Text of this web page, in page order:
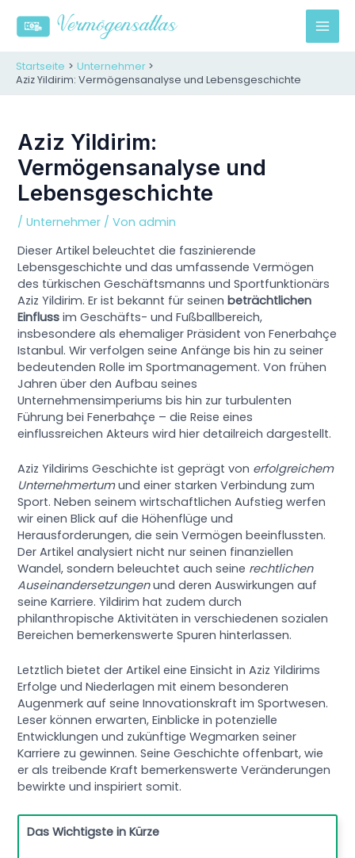
Inhalt
springen
M
Startseite
Unternehmer
Aziz Yildirim: Vermögensanalyse und Lebensgeschichte
Aziz Yildirim:
Vermögensanalyse und
Lebensgeschichte
/Unternehmer / Vonadmin
Dieser Artikel beleuchtet die faszinierende
Lebensgeschichte und das umfassende Vermögen
des türkischen Geschäftsmanns und Sportfunktionärs
Aziz Yildirim. Er ist bekannt für seinenbeträchtlichen
Einfluss im Geschäfts- und Fußballbereich,
insbesondere als ehemaliger Präsident von Fenerbahçe
Istanbul. Wir verfolgen seine Anfänge bis hin zu seiner
bedeutenden Rolle im Sportmanagement. Von frühen
Jahren über den Aufbau seines
Unternehmensimperiums bis hin zur turbulenten
Führung bei Fenerbahçe – die Reise eines
einflussreichen Akteurs wird hier detailreich dargestellt.
Aziz Yildirims Geschichte ist geprägt von erfolgreichem
Unternehmertumund einer starken Verbindung zum
Sport. Neben seinem wirtschaftlichen Aufstieg werfen
wir einen Blick auf die Höhenflüge und
Herausforderungen, die sein Vermögen beeinflussten.
Der Artikel analysiert nicht nur seinen finanziellen
Wandel, sondern beleuchtet auch seine rechtlichen
Auseinandersetzungenund deren Auswirkungen auf
seine Karriere. Yildirim hat zudem durch
philanthropische Aktivitäten in verschiedenen sozialen
Bereichen bemerkenswerte Spuren hinterlassen.
Letztlich bietet der Artikel eine Einsicht in Aziz Yildirims
Erfolge und Niederlagen mit einem besonderen
Augenmerk auf seine Innovationskraft im Sportwesen.
Leser können erwarten, Einblicke in potenzielle
Entwicklungen und zukünftige Wegmarken seiner
Karriere zu gewinnen. Seine Geschichte offenbart, wie
er als treibende Kraft bemerkenswerte Veränderungen
bewirkte und inspiriert somit.
Das Wichtigste in Kürze